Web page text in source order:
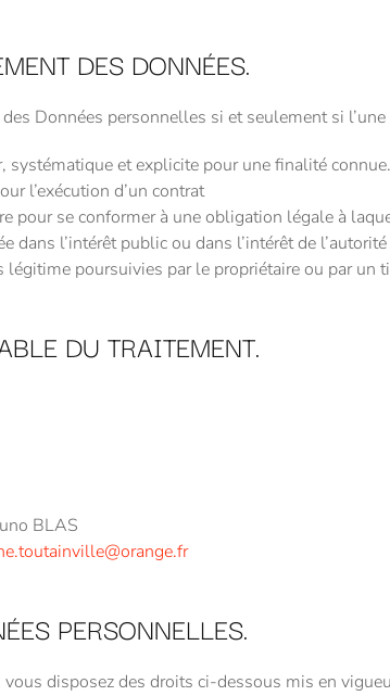
DES DONNÉES.
Données personnelles si et seulement si
systématique et explicite pour une finalité connue.
l’exécution d’un contrat
pour se conformer à une obligation légale à
dans l’intérêt public ou dans l’intérêt de
légitime poursuivies par le propriétaire ou par un
DU TRAITEMENT.
BLAS
PERSONNELLES.
disposez des droits ci-dessous mis en